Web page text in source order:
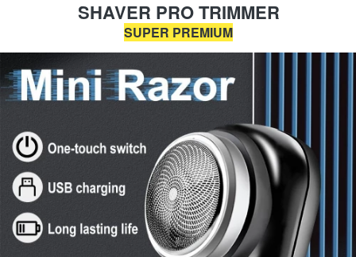
SHAVER PRO TRIMMER
SUPER PREMIUM